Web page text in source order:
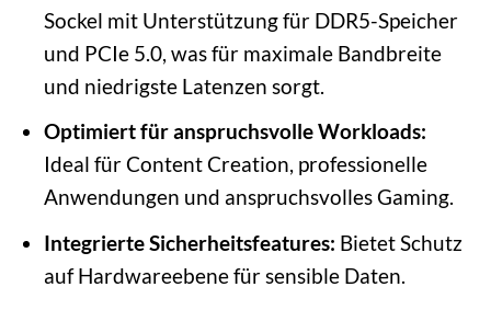
Sockel mit Unterstützung für DDR5-Speicher
und PCIe 5.0, was für maximale Bandbreite
und niedrigste Latenzen sorgt.
Optimiert für anspruchsvolle Workloads:
Ideal für Content Creation, professionelle
Anwendungen und anspruchsvolles Gaming.
Integrierte Sicherheitsfeatures: Bietet Schutz
auf Hardwareebene für sensible Daten.